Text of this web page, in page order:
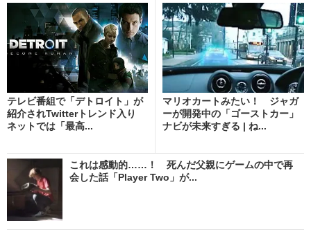
テレビ番組で「デトロイト」が
紹介されTwitterトレンド入り
ネットでは「最高...
マリオカートみたい！ ジャガ
ーが開発中の「ゴーストカー」
ナビが未来すぎる | ね...
これは感動的……！ 死んだ父親にゲームの中で再
会した話「Player Two」が...